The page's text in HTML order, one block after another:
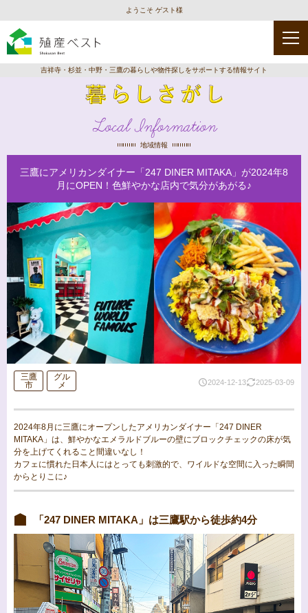
ようこそ ゲスト様
吉祥寺・杉並・中野・三鷹の暮らしや物件探しをサポートする情報サイト
Local Information
地域情報
三鷹にアメリカンダイナー「247 DINER MITAKA」が2024年8
月にOPEN！色鮮やかな店内で気分があがる♪
三鷹
市
グル
メ
2024-12-13 2025-03-09
2024年8月に三鷹にオープンしたアメリカンダイナー「247 DINER
MITAKA」は、鮮やかなエメラルドブルーの壁にブロックチェックの床が気
分を上げてくれること間違いなし！
カフェに慣れた日本人にはとっても刺激的で、ワイルドな空間に入った瞬間
からとりこに♪
「247 DINER MITAKA」は三鷹駅から徒歩約4分